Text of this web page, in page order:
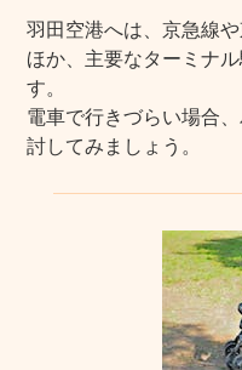
羽田空港へは、京急線
ほか、主要なターミナ
す。
電車で行きづらい場合
討してみましょう。